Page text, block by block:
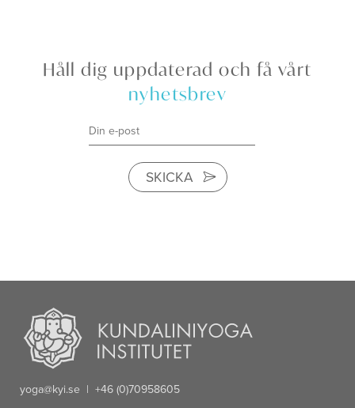
Håll dig uppdaterad och få vårt
nyhetsbrev
SKICKA
yoga@kyi.se | +46 (0)70958605